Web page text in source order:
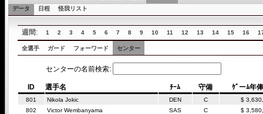
データ
日程 怪我リスト
週間: 1 2 3 4 5 6 7 8 9 10 11 12 13 14 15 16
全選手 ガード フォーワード センター
センターの名前検索:
ID 選手名 ﾁｰﾑ 守備 ｹﾞーﾑ年俸
801 Nikola Jokic DEN C
$
802
Victor Wembanyama SAS C
$